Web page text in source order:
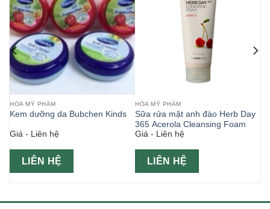
HÓA MỸ PHẨM
Kem dưỡng da Bubchen Kinds
Giá - Liên hệ
LIÊN HỆ
HÓA MỸ PHẨM
Sữa rửa mặt anh đào Herb Day
365 Acerola Cleansing Foam
Giá - Liên hệ
LIÊN HỆ